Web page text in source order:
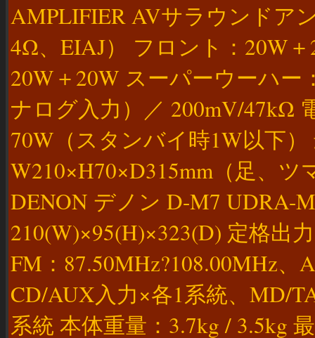
AMPLIFIER AVサラウンドア
4Ω、EIAJ） フロント：20W
20W＋20W スーパーウーハ
ナログ入力）／ 200mV/47kΩ
70W（スタンバイ時1W以下
W210×H70×D315mm（足、
DENON デノン D-M7 UDRA-
210(W)×95(H)×323(D) 定格出
FM：87.50MHz?108.00MHz、
CD/AUX入力×各1系統、MD/
系統 本体重量：3.7kg / 3.5kg